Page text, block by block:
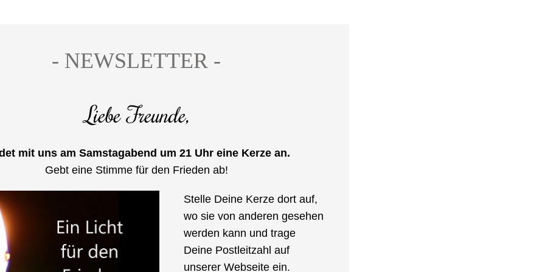
- NEWSLETTER -
Liebe Freunde,
mit uns am Samstagabend um 21 Uhr eine Kerze an.
Gebt eine Stimme für den Frieden ab!
Stelle Deine Kerze dort auf,
wo sie von anderen gesehen
werden kann und trage
Deine Postleitzahl auf
unserer Webseite ein.